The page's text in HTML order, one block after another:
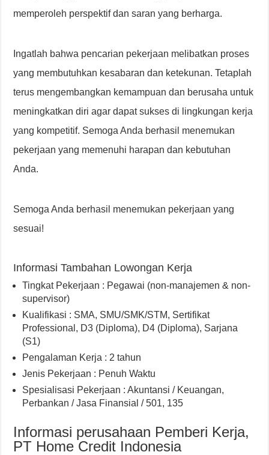
memperoleh perspektif dan saran yang berharga.
Ingatlah bahwa pencarian pekerjaan melibatkan proses
yang membutuhkan kesabaran dan ketekunan. Tetaplah
terus mengembangkan kemampuan dan berusaha untuk
meningkatkan diri agar dapat sukses di lingkungan kerja
yang kompetitif. Semoga Anda berhasil menemukan
pekerjaan yang memenuhi harapan dan kebutuhan
Anda.
Semoga Anda berhasil menemukan pekerjaan yang
sesuai!
Informasi Tambahan Lowongan Kerja
Tingkat Pekerjaan : Pegawai (non-manajemen & non-
supervisor)
Kualifikasi : SMA, SMU/SMK/STM, Sertifikat
Professional, D3 (Diploma), D4 (Diploma), Sarjana
(S1)
Pengalaman Kerja : 2 tahun
Jenis Pekerjaan : Penuh Waktu
Spesialisasi Pekerjaan : Akuntansi / Keuangan,
Perbankan / Jasa Finansial / 501, 135
Informasi perusahaan Pemberi Kerja,
PT Home Credit Indonesia